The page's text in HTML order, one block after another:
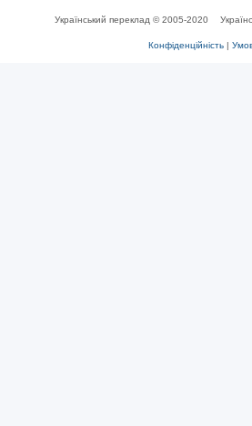
Український переклад © 2005-2020
Конфіденційність |